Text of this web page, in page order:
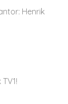
Henrik